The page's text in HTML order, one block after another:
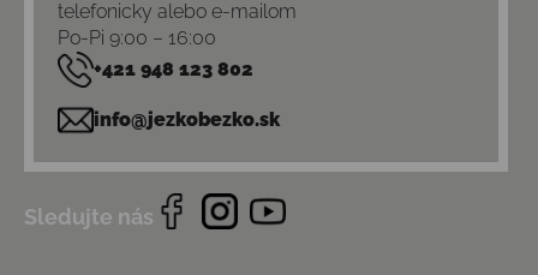
telefonicky alebo e-mailom
Po-Pi 9:00 – 16:00
+421 948 123 802
info@jezkobezko.sk
Sledujte nás